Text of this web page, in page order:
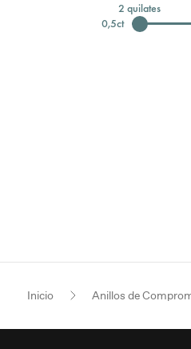
0,5ct
2 quilates
Inicio Anillos de